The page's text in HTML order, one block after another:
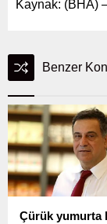
Kaynak: (BHA)
Benzer
Çürük yumurta